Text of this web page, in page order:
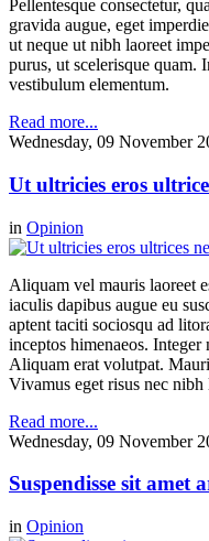
Pellentesque consectetur,
gravida augue, eget
ut neque ut nibh laoreet
purus, ut scelerisque quam.
vestibulum elementum.
Read more...
Wednesday, 09 November
Ut ultricies eros
in Opinion
Aliquam vel mauris laoreet
iaculis dapibus augue eu
aptent taciti sociosqu ad
inceptos himenaeos.
Aliquam erat volutpat.
Vivamus eget risus nec
Read more...
Wednesday, 09 November
Suspendisse sit amet
in Opinion